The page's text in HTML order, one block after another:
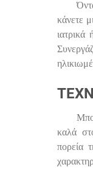
κάνετε
ιατρικά
καλά
πορεία